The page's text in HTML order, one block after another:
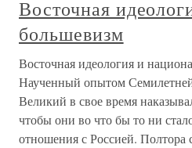
Восточная
большевизм
Восточная идеология и
Наученный опытом
Великий в свое время
чтобы они во что бы то ни
отношения с Россией. Полтора